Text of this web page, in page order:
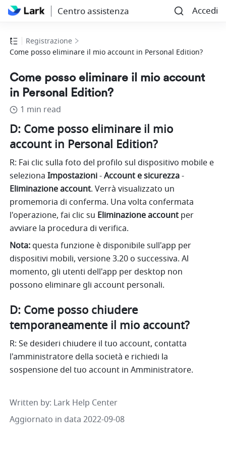
Centro assistenza Accedi
Registrazione
Come posso eliminare il mio account in Personal Edition?
Come posso eliminare il mio account
in Personal Edition?
1 min read
D: Come posso eliminare il mio
account in Personal Edition?
R: Fai clic sulla foto del profilo sul dispositivo mobile e
seleziona Impostazioni - Account e sicurezza -
Eliminazione account. Verrà visualizzato un
promemoria di conferma. Una volta confermata
l'operazione, fai clic su Eliminazione account per
avviare la procedura di verifica.
Nota: questa funzione è disponibile sull'app per
dispositivi mobili, versione 3.20 o successiva. Al
momento, gli utenti dell'app per desktop non
possono eliminare gli account personali.
D: Come posso chiudere
temporaneamente il mio account?
R: Se desideri chiudere il tuo account, contatta
l'amministratore della società e richiedi la
sospensione del tuo account in Amministratore.
Written by: Lark Help Center
Aggiornato in data 2022-09-08